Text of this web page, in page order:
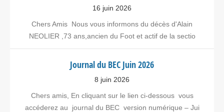
16 juin 2026
Chers Amis Nous vous informons du décès d'Alain
NEOLIER ,73 ans,ancien du Foot et actif de la sectio
Journal du BEC Juin 2026
8 juin 2026
Chers amis, En cliquant sur le lien ci-dessous vous
accéderez au journal du BEC version numérique – Jui